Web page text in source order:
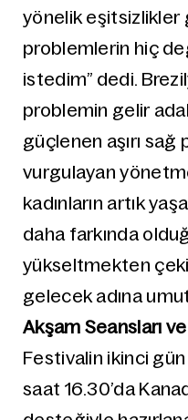
yönelik eşitsizlikler
problemlerin hiç
istedim” dedi.
problemin gelir
güçlenen aşırı
vurgulayan
kadınların artık
daha farkında
yükseltmekten
gelecek adına
Akşam Seansları
Festivalin ikinci
saat 16.30’da